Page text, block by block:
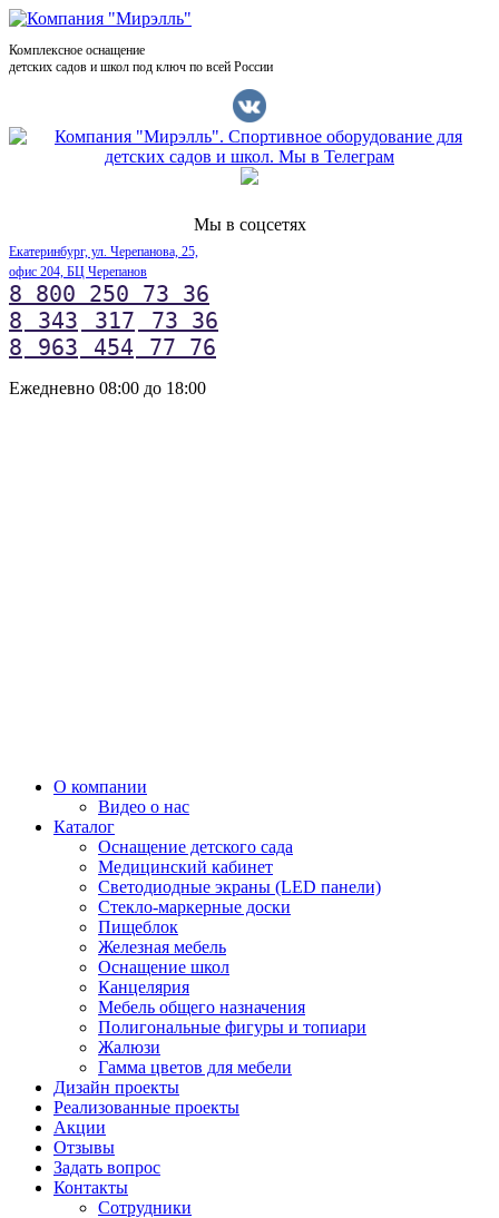
Комплексное оснащение
детских садов и школ под ключ по всей России
Мы в соцсетях
Екатеринбург, ул. Черепанова, 25,
офис 204, БЦ Черепанов
8 800 250 73 36
8
343 317
73 36
8
963 454 77 76
Ежедневно 08:00 до 18:00
О компании
Видео о нас
Каталог
Оснащение детского сада
Медицинский кабинет
Светодиодные экраны (LED панели)
Стекло-маркерные доски
Пищеблок
Железная мебель
Оснащение школ
Канцелярия
Мебель общего назначения
Полигональные фигуры и топиари
Жалюзи
Гамма цветов для мебели
Дизайн проекты
Реализованные проекты
Акции
Отзывы
Задать вопрос
Контакты
Сотрудники